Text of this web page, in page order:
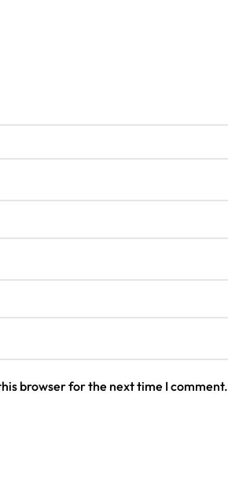
browser for the next time I comment.